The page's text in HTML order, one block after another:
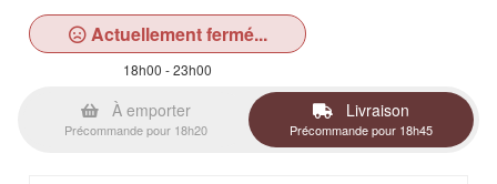
Actuellement fermé...
18h00 - 23h00
À emporter
Précommande pour 18h20
Livraison
Précommande pour 18h45